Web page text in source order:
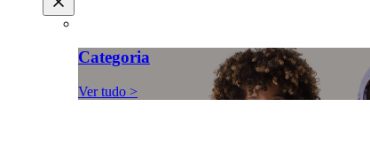
Categoria
Ver tudo >